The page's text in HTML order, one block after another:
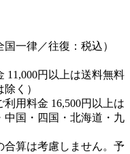
一律／往復：税込）
円以上は送料無料
く）
用料金 16,500円以上は
中国・四国・北海道・九
算は考慮しません。予